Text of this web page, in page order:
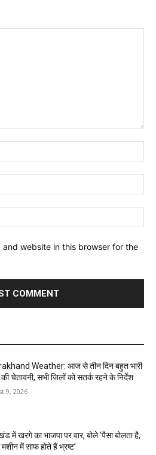
and website in this browser for the
Weather: आज से तीन दिन बहुत भारी
की चेतावनी, सभी जिलों को सतर्क रहने के निर्देश
9, 2026
में खरगे का भाजपा पर वार, बोले ‘पैसा बोलता है,
मशीन में साफ होते हैं भ्रष्ट’